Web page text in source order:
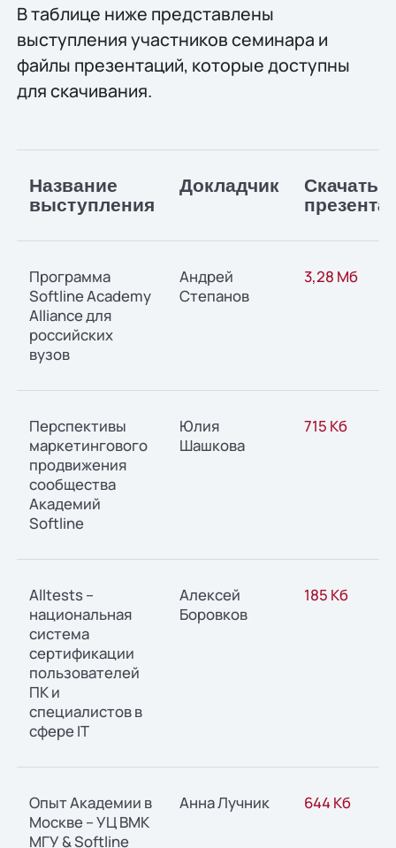
В таблице ниже представлены
выступления участников семинара и
файлы презентаций, которые доступны
для скачивания.
Название
выступления
Докладчик
Скачать
Программа
Softline Academy
Alliance для
российских
вузов
Андрей
Степанов
3,28 Мб
Перспективы
маркетингового
продвижения
сообщества
Академий
Softline
Юлия
Шашкова
715 Кб
Alltests –
национальная
система
сертификации
пользователей
ПК и
специалистов в
сфере IT
Алексей
Боровков
185 Кб
Опыт Академии в
Москве – УЦ ВМК
МГУ & Softline
Анна Лучник 644 Кб